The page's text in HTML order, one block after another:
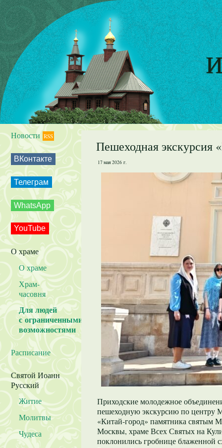
Новости RSS
ВКонтакте
Телеграм
WhatsApp
YouTube
О храме
О храме
Храм-
часовня
Для людей
с ограниченными
возможностями
Расписание
Святой Иоанн
Русский
Житие
Молитвы
Чудеса
Пешеходная экскурсия
17 мая 2026 г.
Приходские молодежное
пешеходную экскурсию по центру
«Китай-город» памятника святым
Москвы, храме Всех Святых на
поклонились гробнице